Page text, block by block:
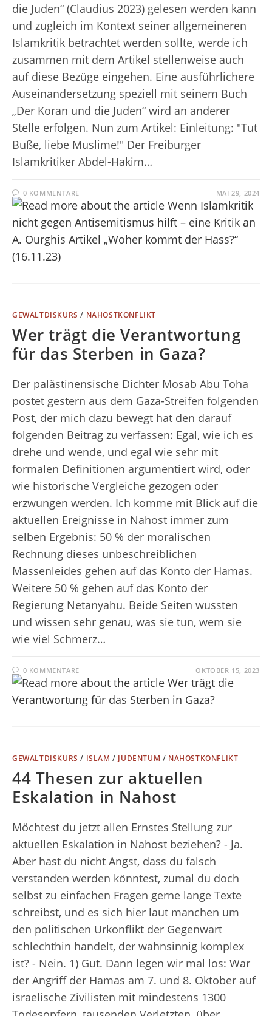
die Juden“ (Claudius 2023) gelesen werden kann
und zugleich im Kontext seiner allgemeineren
Islamkritik betrachtet werden sollte, werde ich
zusammen mit dem Artikel stellenweise auch
auf diese Bezüge eingehen. Eine ausführlichere
Auseinandersetzung speziell mit seinem Buch
„Der Koran und die Juden“ wird an anderer
Stelle erfolgen. Nun zum Artikel: Einleitung: "Tut
Buße, liebe Muslime!" Der Freiburger
Islamkritiker Abdel-Hakim…
0 KOMMENTARE MAI 29, 2024
GEWALTDISKURS / NAHOSTKONFLIKT
Wer trägt die Verantwortung
für das Sterben in Gaza?
Der palästinensische Dichter Mosab Abu Toha
postet gestern aus dem Gaza-Streifen folgenden
Post, der mich dazu bewegt hat den darauf
folgenden Beitrag zu verfassen: Egal, wie ich es
drehe und wende, und egal wie sehr mit
formalen Definitionen argumentiert wird, oder
wie historische Vergleiche gezogen oder
erzwungen werden. Ich komme mit Blick auf die
aktuellen Ereignisse in Nahost immer zum
selben Ergebnis: 50 % der moralischen
Rechnung dieses unbeschreiblichen
Massenleides gehen auf das Konto der Hamas.
Weitere 50 % gehen auf das Konto der
Regierung Netanyahu. Beide Seiten wussten
und wissen sehr genau, was sie tun, wem sie
wie viel Schmerz…
0 KOMMENTARE OKTOBER 15, 2023
GEWALTDISKURS / ISLAM / JUDENTUM / NAHOSTKONFLIKT
44 Thesen zur aktuellen
Eskalation in Nahost
Möchtest du jetzt allen Ernstes Stellung zur
aktuellen Eskalation in Nahost beziehen? - Ja.
Aber hast du nicht Angst, dass du falsch
verstanden werden könntest, zumal du doch
selbst zu einfachen Fragen gerne lange Texte
schreibst, und es sich hier laut manchen um
den politischen Urkonflikt der Gegenwart
schlechthin handelt, der wahnsinnig komplex
ist? - Nein. 1) Gut. Dann legen wir mal los: War
der Angriff der Hamas am 7. und 8. Oktober auf
israelische Zivilisten mit mindestens 1300